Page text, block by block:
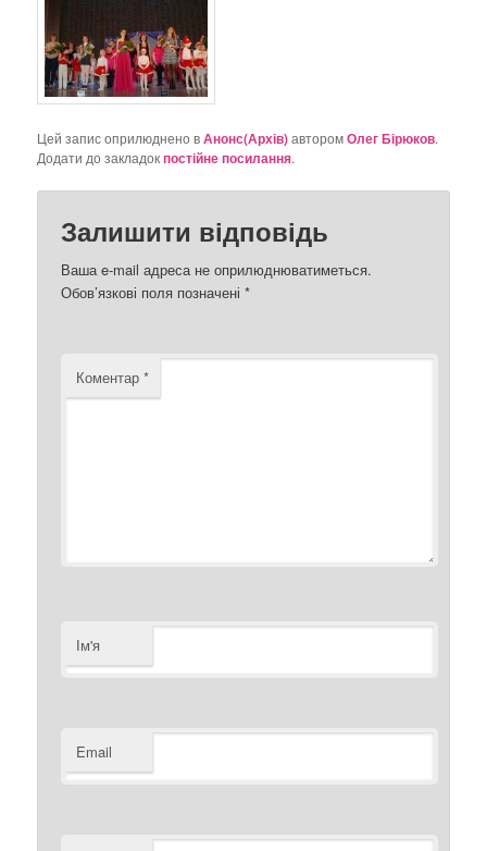
Цей запис оприлюднено вАнонс(Архів)авторомОлег Бірюков.
Додати до закладокпостійне посилання.
Залишити відповідь
Ваша e-mail адреса не оприлюднюватиметься.
Обов’язкові поля позначені*
Коментар*
Ім'я
Email